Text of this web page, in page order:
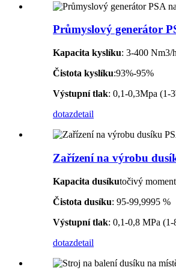
Průmyslový generátor
Kapacita kyslíku: 3-400 Nm3/h
Čistota kyslíku:93%-95%
Výstupní tlak: 0,1-0,3Mpa (1-
dotazdetail
Zařízení na výrobu
Kapacita dusíkutočivý
Čistota dusíku: 95-99,9995 %
Výstupní tlak: 0,1-0,8 MPa (1-
dotazdetail